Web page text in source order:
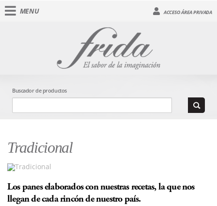
MENU ACCESO ÁREA PRIVADA
Buscador de productos
Tradicional
Los panes elaborados con nuestras recetas, la que nos
llegan de cada rincón de nuestro país.